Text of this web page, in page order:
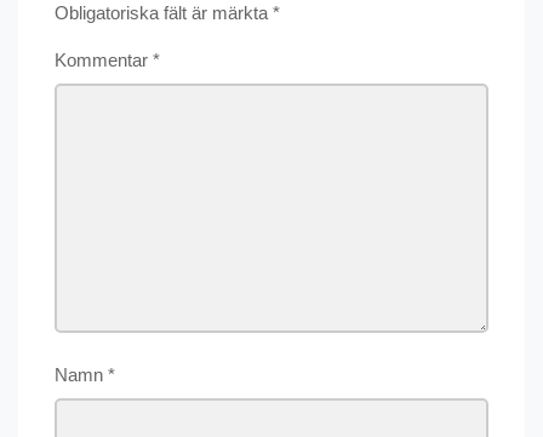
Obligatoriska fält är märkta *
Kommentar *
Namn *